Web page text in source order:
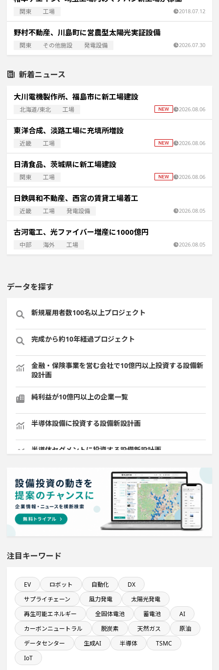
関東 工場 2018.07.12
野村不動産、川島町に営農型太陽光実証設備
関東 その他施設 発電設備 2026.07.30
新着ニュース
大川電機製作所、福島市に新工場建設
北海道/東北 工場 2026.08.06
東洋合成、淡路工場に充填所増設
近畿 工場 2026.08.06
日清食品、茨城県に新工場建設
関東 工場 2026.08.06
日鉄興和不動産、西宮の賃貸工場着工
近畿 工場 発電設備 2026.08.05
古河電工、光ファイバー増産に1000億円
中部 海外 工場 2026.08.05
データを探す
新規雇用者数100名以上プロジェクト
完成から約10年経過プロジェクト
金融・保険事業を営む会社で10億円以上投資する設備新
設計画
純利益が10億円以上の企業一覧
半導体設備に投資する設備新設計画
半導体セグメントに投資する設備新設計画
食品卸に関するプロジェクト
年間設備投資額が100億円以上の企業一覧
年間研究開発費が100億円以上の企業一覧
直近3か月以内に着工プロジェクト
直近3か月以内に稼働プロジェクト
直近3か月以内に完了する設備新設計画
九州地方で投資額10億円以上プロジェクト
1000億円以上投資する設備新設計画
注目キーワード
EV ロボット 自動化
DX
サプライチェーン
風力発電
太陽光発電
再生可能エネルギー
全固体電池 蓄電池
AI
カーボンニュートラル
脱炭素 天然ガス
原油
データセンター
生成AI 半導体
TSMC
IoT